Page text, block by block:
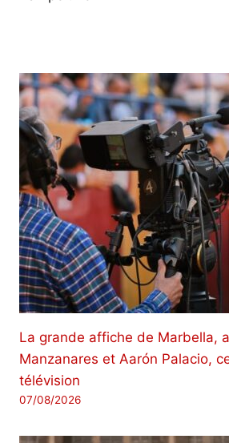
La grande affiche de Marbella,
Manzanares et Aarón Palacio,
télévision
07/08/2026